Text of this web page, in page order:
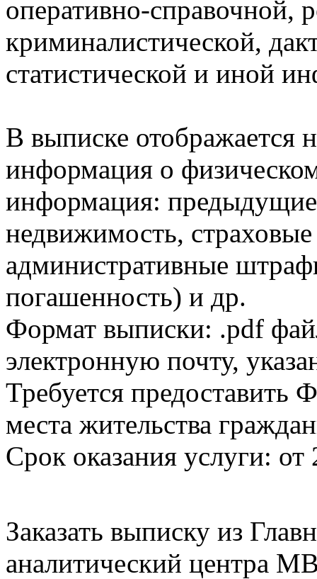
оперативно-справочной,
криминалистической,
статистической и иной
В выписке отображается
информация о
информация:
недвижимость,
административные
погашенность) и др.
Формат выписки: .pdf
электронную почту,
Требуется
места жительства
Срок оказания услуги: от
Заказать выписку из
аналитический центра